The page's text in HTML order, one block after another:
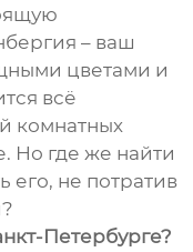
– ваш
цветами и
всё
комнатных
Но где же найти
его, не потратив
Петербурге?